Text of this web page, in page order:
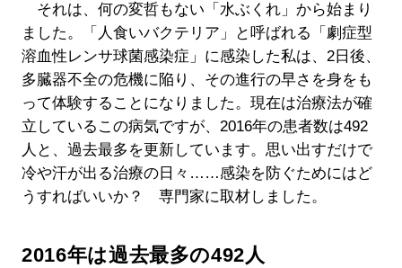
それは、何の変哲もない「水ぶくれ」から始まり
ました。「人食いバクテリア」と呼ばれる「劇症型
溶血性レンサ球菌感染症」に感染した私は、2日後、
多臓器不全の危機に陥り、その進行の早さを身をも
って体験することになりました。現在は治療法が確
立しているこの病気ですが、2016年の患者数は492
人と、過去最多を更新しています。思い出すだけで
冷や汗が出る治療の日々……感染を防ぐためにはど
うすればいいか？ 専門家に取材しました。
2016年は過去最多の492人